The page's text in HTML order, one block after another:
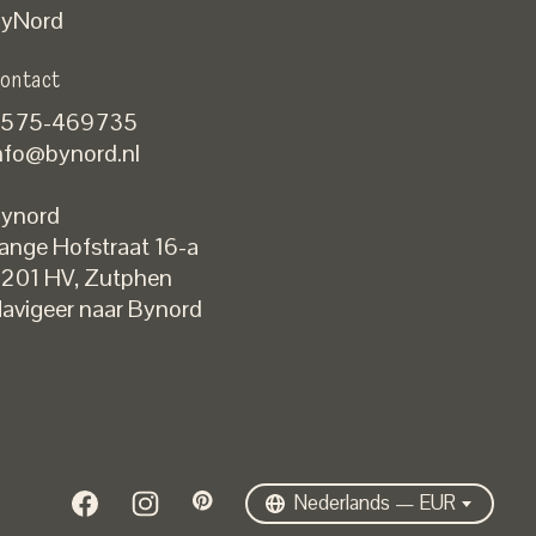
469735
Hofstraat 16-a
HV,Zutphen
naar Bynord
Nederlands — EUR